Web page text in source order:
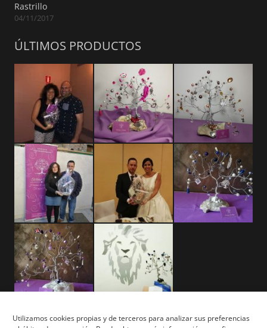
Utilizamos cookies propias y de terceros para analizar sus preferencias
Rastrillo
04/11/2017
ÚLTIMOS PRODUCTOS